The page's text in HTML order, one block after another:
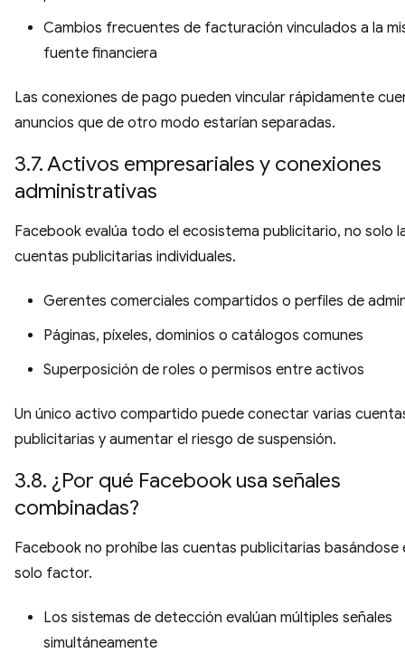
Cambios frecuentes de facturación vinculados a la
fuente financiera
Las conexiones de pago pueden vincular rápidamente
anuncios que de otro modo estarían separadas.
3.7. Activos empresariales y conexiones
administrativas
Facebook evalúa todo el ecosistema publicitario, no solo
cuentas publicitarias individuales.
Gerentes comerciales compartidos o perfiles de
Páginas, píxeles, dominios o catálogos comunes
Superposición de roles o permisos entre activos
Un único activo compartido puede conectar varias
publicitarias y aumentar el riesgo de suspensión.
3.8. ¿Por qué Facebook usa señales
combinadas?
Facebook no prohíbe las cuentas publicitarias basándose
solo factor.
Los sistemas de detección evalúan múltiples señales
simultáneamente